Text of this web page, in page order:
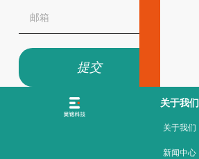
提交
关于我们
关于我们
新闻中心